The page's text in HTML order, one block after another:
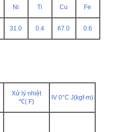
Ni Ti Cu Fe
31.0 0.4 67.0 0.6
Xử lý nhiệt
℃( F)
IV 0°C J(kgf-m)